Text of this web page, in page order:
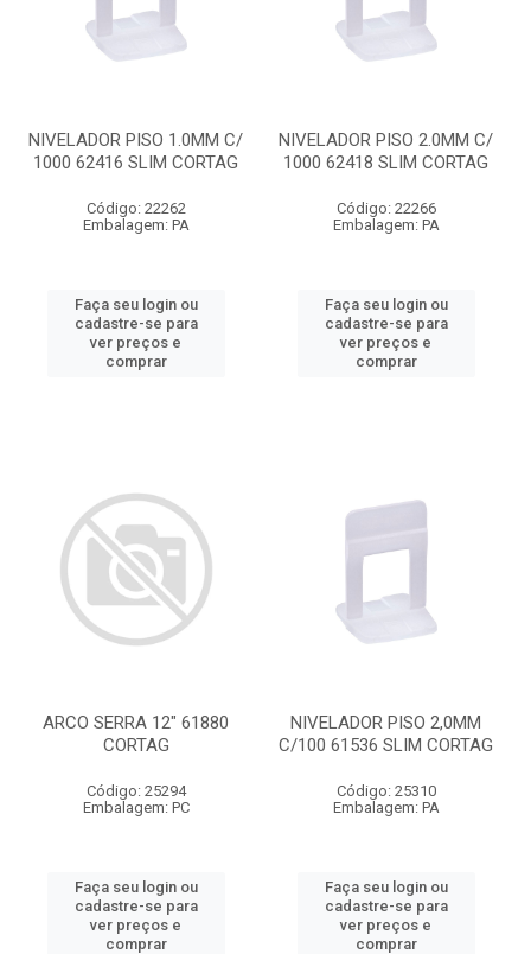
NIVELADOR PISO 1.0MM C/
1000 62416 SLIM CORTAG
Código: 22262
Embalagem: PA
Faça seu login ou
cadastre-se para
ver preços e
comprar
NIVELADOR PISO 2.0MM C/
1000 62418 SLIM CORTAG
Código: 22266
Embalagem: PA
Faça seu login ou
cadastre-se para
ver preços e
comprar
ARCO SERRA 12" 61880
CORTAG
Código: 25294
Embalagem: PC
Faça seu login ou
cadastre-se para
ver preços e
comprar
NIVELADOR PISO 2,0MM
C/100 61536 SLIM CORTAG
Código: 25310
Embalagem: PA
Faça seu login ou
cadastre-se para
ver preços e
comprar